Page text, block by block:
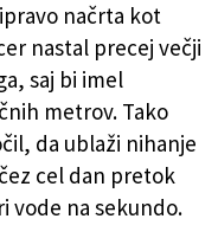
načrta kot
nastal precej večji
saj bi imel
metrov. Tako
da ublaži nihanje
cel dan pretok
vode na sekundo.